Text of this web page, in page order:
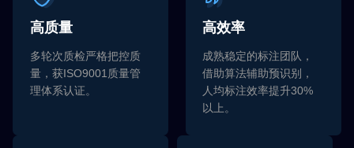
高质量
多轮次质检严格把控质
量，获ISO9001质量管
理体系认证。
高效率
成熟稳定的标注团队，
借助算法辅助预识别，
人均标注效率提升30%
以上。